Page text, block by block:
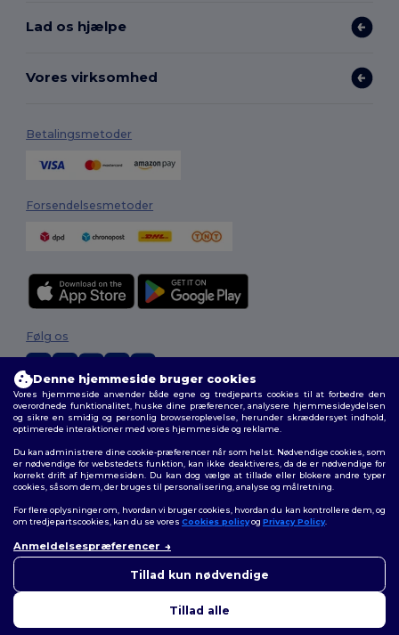
Lad os hjælpe
Vores virksomhed
Betalingsmetoder
Forsendelsesmetoder
2026. Alle rettigheder forbeholdes
Vilkår og Betingelser|Tilpasset politik|Fortrolighedspolitik|Politik for
cookies|Sitemap
Følg os
Denne hjemmeside bruger cookies
Vores hjemmeside anvender både egne og tredjeparts cookies til at forbedre den
overordnede funktionalitet, huske dine præferencer, analysere hjemmesideydelsen
og sikre en smidig og personlig browseroplevelse, herunder skræddersyet indhold,
optimerede interaktioner med vores hjemmeside og reklame.
Du kan administrere dine cookie-præferencer når som helst. Nødvendige cookies, som
er nødvendige for webstedets funktion, kan ikke deaktiveres, da de er nødvendige for
korrekt drift af hjemmesiden. Du kan dog vælge at tillade eller blokere andre typer
cookies, såsom dem, der bruges til personalisering, analyse og målretning.
For flere oplysninger om, hvordan vi bruger cookies, hvordan du kan kontrollere dem, og
om tredjepartscookies, kan du se vores Cookies policyog Privacy Policy.
Anmeldelsespræferencer
Tillad kun nødvendige
Tillad alle